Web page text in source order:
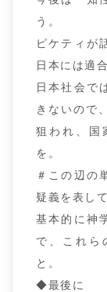
う。
ピケティが
日本には適
日本社会で
きないので
狙われ、国
を。
＃この辺の
疑義を表し
基本的に神
で、これら
と。
◆最後に